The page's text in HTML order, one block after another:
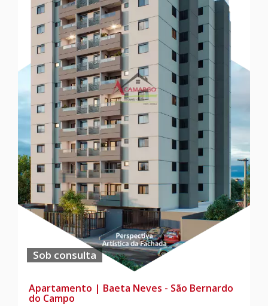
Sob consulta
Apartamento | Baeta Neves - São Bernardo
do Campo